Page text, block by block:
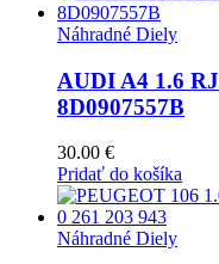
Náhradné Diely
AUDI A4 1.6
8D0907557B
30.00 €
Pridať do košíka
Náhradné Diely